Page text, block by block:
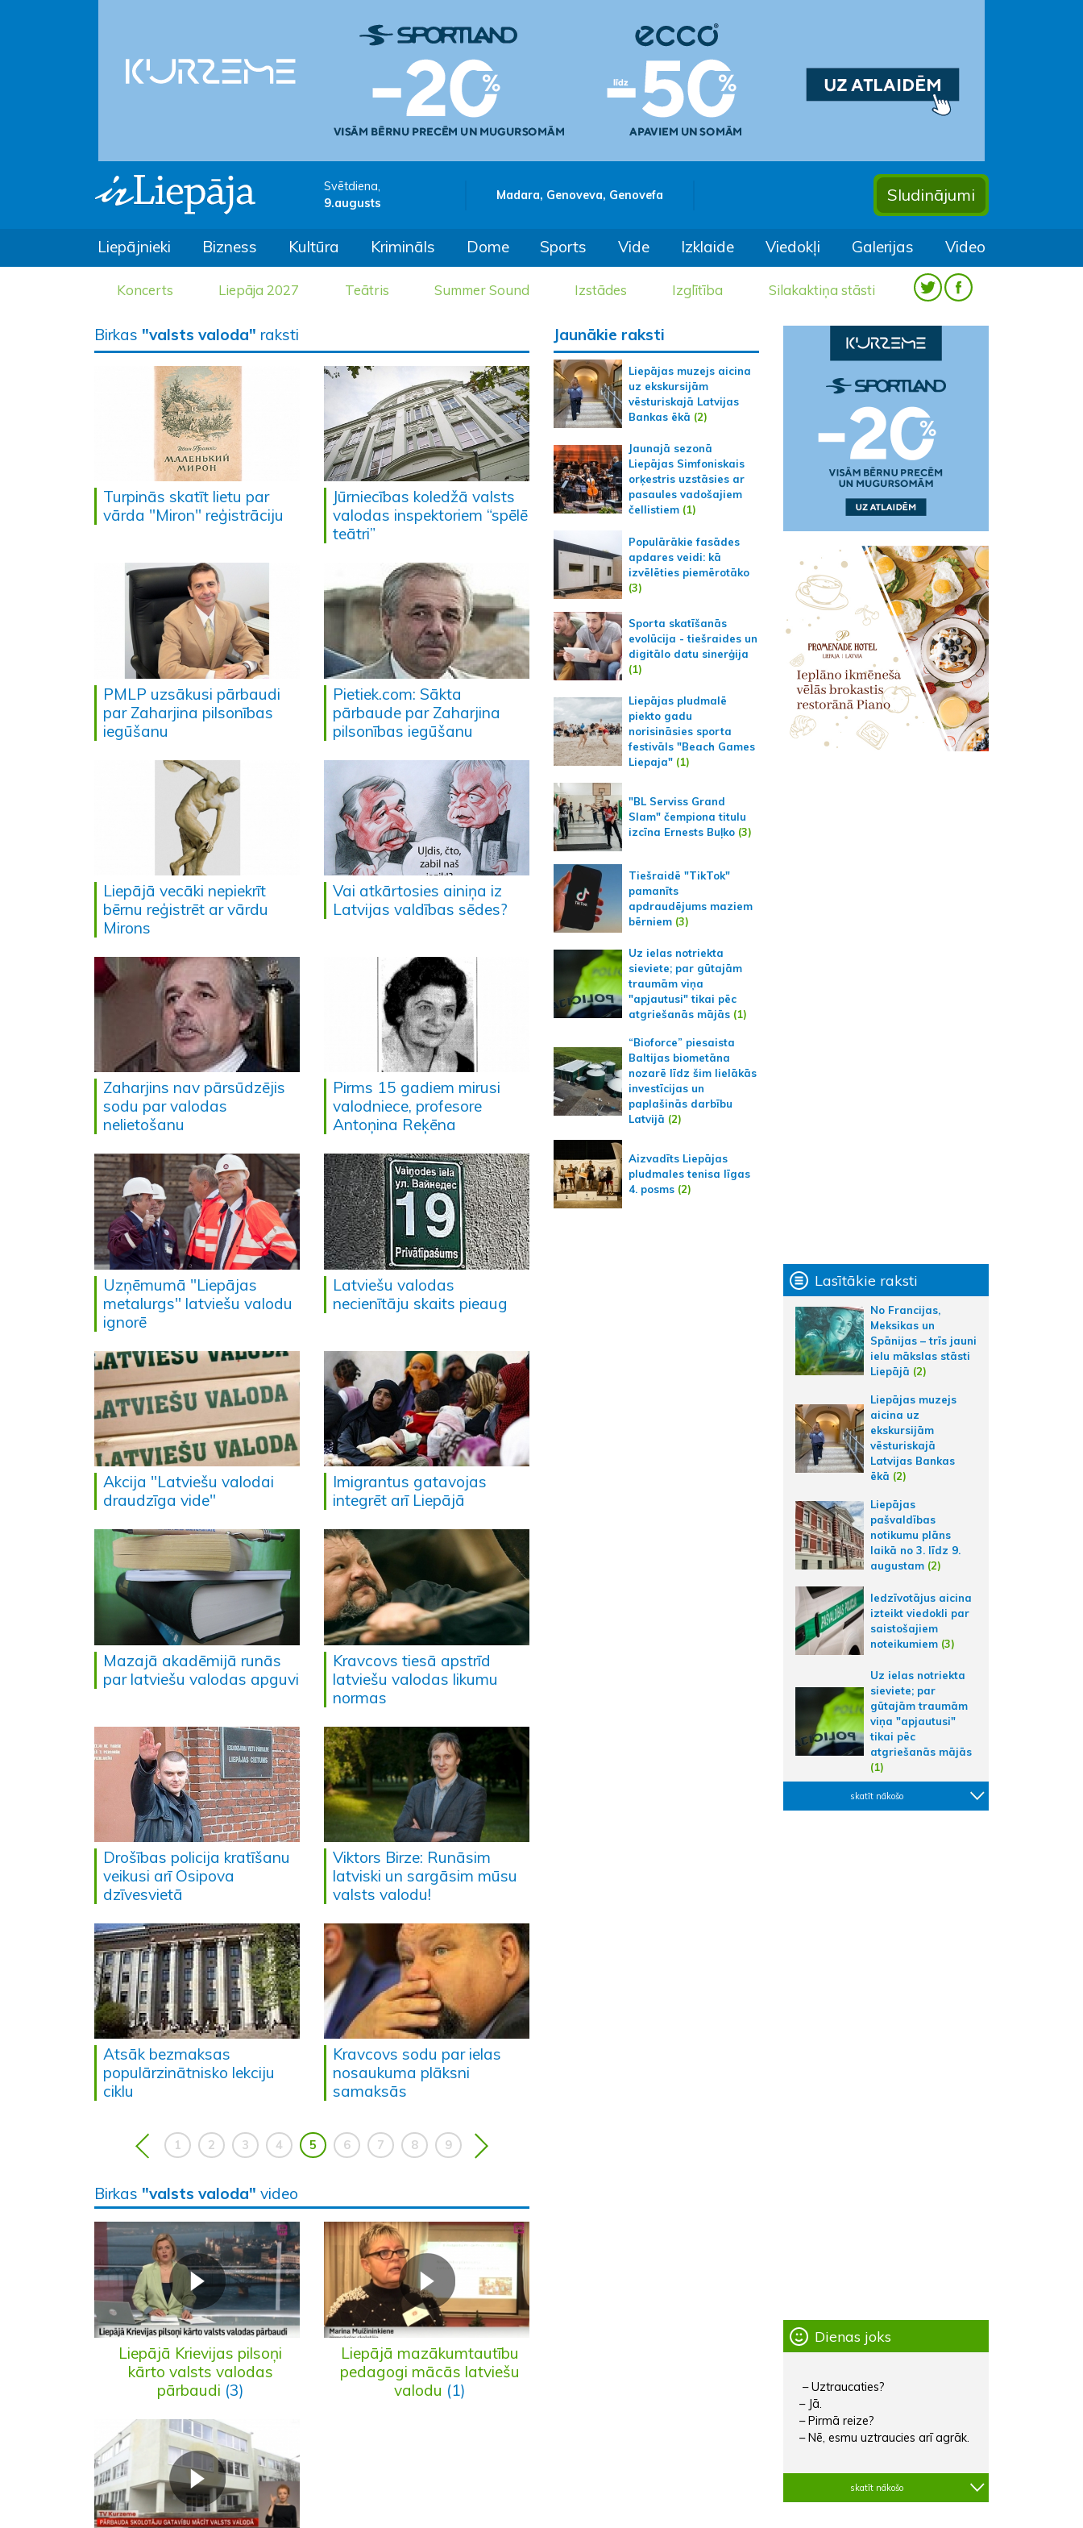
Svētdiena,
9.augusts
Madara, Genoveva, Genovefa Sludinājumi
Liepājnieki Bizness Kultūra Krimināls Dome Sports Vide Izklaide Viedokļi Galerijas Video
Koncerts Liepāja 2027 Teātris Summer Sound Izstādes Izglītība Silakaktiņa stāsti
Birkas "valsts valoda" raksti
Turpinās skatīt lietu par
vārda "Miron" reģistrāciju
Jūrniecības koledžā valsts
valodas inspektoriem “spēlē
teātri”
PMLP uzsākusi pārbaudi
par Zaharjina pilsonības
iegūšanu
Pietiek.com: Sākta
pārbaude par Zaharjina
pilsonības iegūšanu
Liepājā vecāki nepiekrīt
bērnu reģistrēt ar vārdu
Mirons
Vai atkārtosies ainiņa iz
Latvijas valdības sēdes?
Zaharjins nav pārsūdzējis
sodu par valodas
nelietošanu
Pirms 15 gadiem mirusi
valodniece, profesore
Antoņina Reķēna
Uzņēmumā "Liepājas
metalurgs" latviešu valodu
ignorē
Latviešu valodas
necienītāju skaits pieaug
Akcija "Latviešu valodai
draudzīga vide"
Imigrantus gatavojas
integrēt arī Liepājā
Mazajā akadēmijā runās
par latviešu valodas apguvi
Kravcovs tiesā apstrīd
latviešu valodas likumu
normas
Drošības policija kratīšanu
veikusi arī Osipova
dzīvesvietā
Viktors Birze: Runāsim
latviski un sargāsim mūsu
valsts valodu!
Atsāk bezmaksas
populārzinātnisko lekciju
ciklu
Kravcovs sodu par ielas
nosaukuma plāksni
samaksās
1 2 3 4 5 6 7 8 9
Birkas "valsts valoda" video
Liepājā Krievijas pilsoņi
kārto valsts valodas
pārbaudi (3)
Liepājā mazākumtautību
pedagogi mācās latviešu
valodu (1)
Jaunākie raksti
Liepājas muzejs aicina
uz ekskursijām
vēsturiskajā Latvijas
Bankas ēkā (2)
Jaunajā sezonā
Liepājas Simfoniskais
orķestris uzstāsies ar
pasaules vadošajiem
čellistiem (1)
Populārākie fasādes
apdares veidi: kā
izvēlēties piemērotāko
(3)
Sporta skatīšanās
evolūcija - tiešraides un
digitālo datu sinerģija
(1)
Liepājas pludmalē
piekto gadu
norisināsies sporta
festivāls "Beach Games
Liepaja" (1)
"BL Serviss Grand
Slam" čempiona titulu
izcīna Ernests Buļko (3)
Tiešraidē "TikTok"
pamanīts
apdraudējums maziem
bērniem (3)
Uz ielas notriekta
sieviete; par gūtajām
traumām viņa
"apjautusi" tikai pēc
atgriešanās mājās (1)
“Bioforce” piesaista
Baltijas biometāna
nozarē līdz šim lielākās
investīcijas un
paplašinās darbību
Latvijā (2)
Aizvadīts Liepājas
pludmales tenisa līgas
4. posms (2)
Lasītākie raksti
No Francijas,
Meksikas un
Spānijas – trīs jauni
ielu mākslas stāsti
Liepājā (2)
Liepājas muzejs
aicina uz
ekskursijām
vēsturiskajā
Latvijas Bankas
ēkā (2)
Liepājas
pašvaldības
notikumu plāns
laikā no 3. līdz 9.
augustam (2)
Iedzīvotājus aicina
izteikt viedokli par
saistošajiem
noteikumiem (3)
Uz ielas notriekta
sieviete; par
gūtajām traumām
viņa "apjautusi"
tikai pēc
atgriešanās mājās
(1)
skatīt nākošo
Dienas joks
– Uztraucaties?
– Jā.
– Pirmā reize?
– Nē, esmu uztraucies arī agrāk.
skatīt nākošo